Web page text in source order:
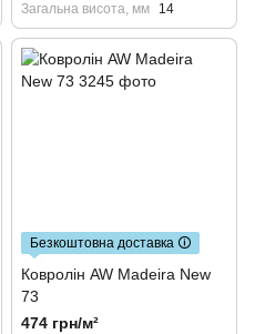
Загальна висота, мм
14
Безкоштовна доставка 🛈
Ковролін AW Madeira New
73
474 грн/м²